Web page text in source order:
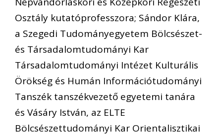
Osztály kutatóprofesszora; Sándor Klára,
a Szegedi Tudományegyetem Bölcsészet-
és Társadalomtudományi Kar
Társadalomtudományi Intézet Kulturális
Örökség és Humán Információtudományi
Tanszék tanszékvezető egyetemi tanára
és Vásáry István, az ELTE
Bölcsészettudományi Kar Orientalisztikai